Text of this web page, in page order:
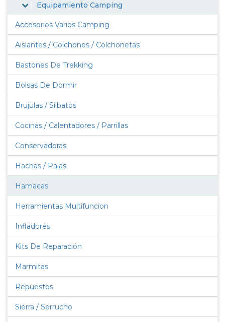
Equipamiento Camping
Accesorios Varios Camping
Aislantes / Colchones / Colchonetas
Bastones De Trekking
Bolsas De Dormir
Brujulas / Silbatos
Cocinas / Calentadores / Parrillas
Conservadoras
Hachas / Palas
Hamacas
Herramientas Multifuncion
Infladores
Kits De Reparación
Marmitas
Repuestos
Sierra / Serrucho